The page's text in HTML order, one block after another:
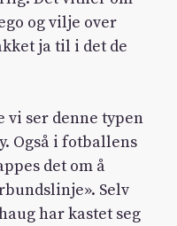
og vilje over
ja til i det de
vi ser denne typen
Også i fotballens
det om å
Selv
har kastet seg